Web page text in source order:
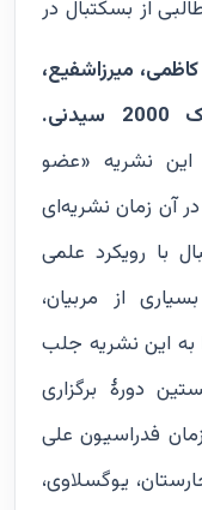
از بسکتبال در
میرزاشفیع،
نشریه «عضو
آن زمان نشریه‌ای
با رویکرد علمی
از مربیان،
به این نشریه جلب
دورۀ برگزاری
فدراسیون علی
(مجارستان، یوگسلاوی،